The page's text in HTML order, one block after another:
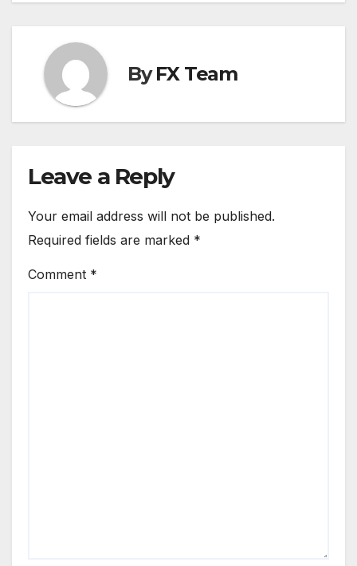
ByFX Team
Leave a Reply
Your email address will not be published.
Required fields are marked *
Comment *